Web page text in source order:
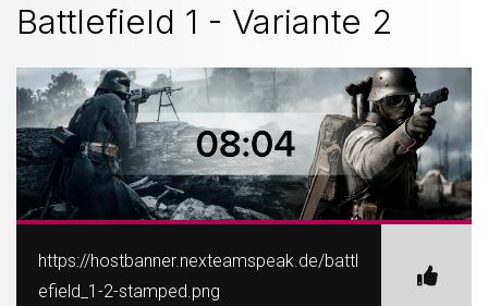
Battlefield 1 - Variante 2
https://hostbanner.nexteamspeak.de/battl
efield_1-2-stamped.png